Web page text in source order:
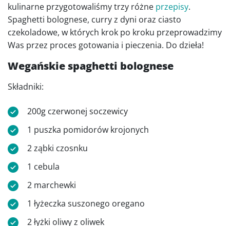
kulinarne przygotowaliśmy trzy różne przepisy.
Spaghetti bolognese, curry z dyni oraz ciasto
czekoladowe, w których krok po kroku przeprowadzimy
Was przez proces gotowania i pieczenia. Do dzieła!
Wegańskie spaghetti bolognese
Składniki:
200g czerwonej soczewicy
1 puszka pomidorów krojonych
2 ząbki czosnku
1 cebula
2 marchewki
1 łyżeczka suszonego oregano
2 łyżki oliwy z oliwek